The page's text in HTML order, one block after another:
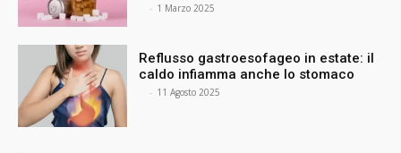
- 1 Marzo 2025
Reflusso gastroesofageo in estate: il
caldo infiamma anche lo stomaco
- 11 Agosto 2025